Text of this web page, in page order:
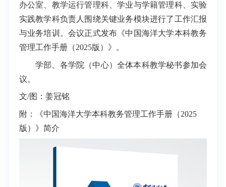
办公室、教学运行管理科、学业与学籍管理科、实验
实践教学科负责人围绕关键业务模块进行了工作汇报
与业务培训。会议正式发布《中国海洋大学本科教务
管理工作手册（2025版）》。
学部、 各学院（中心）全体本科教学秘书参加会
议。
文/图：姜冠铭
附：
《中国海洋大学本科教务管理工作手册（2025
版）》 简介